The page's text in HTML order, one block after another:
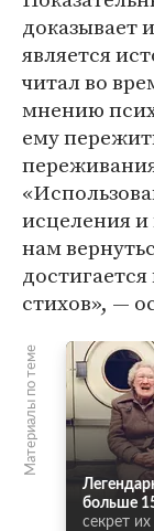
доказывает
является
читал во
мнению
ему
исцеления
нам
стихов», —
Материалы по теме
больше
секрет